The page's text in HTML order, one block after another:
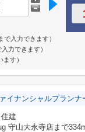
で入力できます）
入力できます）
す）
イナンシャルプランナ
建
守山大永寺店まで